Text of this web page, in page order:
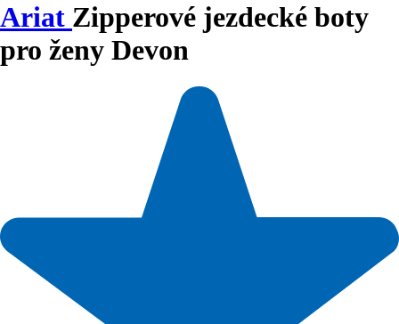
Ariat Zipperové jezdecké boty
pro ženy Devon